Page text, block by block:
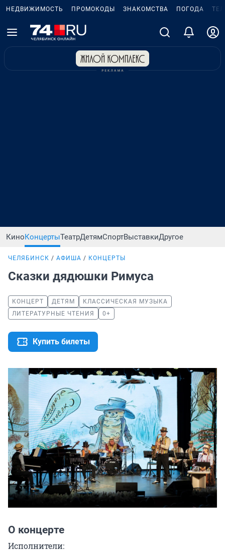
НЕДВИЖИМОСТЬ ПРОМОКОДЫ ЗНАКОМСТВА ПОГОДА
КиноКонцертыТеатрДетямСпортВыставкиДругое
ЧЕЛЯБИНСК АФИША КОНЦЕРТЫ
Сказки дядюшки Римуса
КОНЦЕРТ ДЕТЯМ
КЛАССИЧЕСКАЯ МУЗЫКА
ЛИТЕРАТУРНЫЕ ЧТЕНИЯ
0+
Купить билеты
О концерте
Исполнители: